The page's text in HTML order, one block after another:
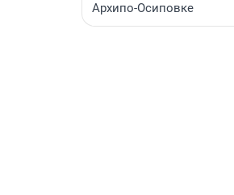
Архипо-Осиповке